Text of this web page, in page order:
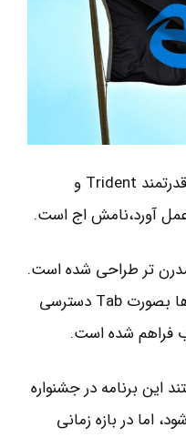
این مرورگر که قرار است از موتور قدرتمند Trident و
مدرن تر طراحی شده است.
در این مرورگر با مدیریت پنجره ها بصورت Tab دسترسی
فراهم شده است.
این برنامه در جشنواره
اما در بازه زمانی